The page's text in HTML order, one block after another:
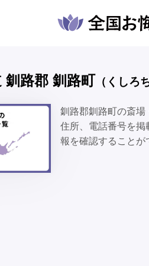
釧路郡 釧路町 （くしろ
釧路郡釧路町の斎場
住所、電話番号を
報を確認することが